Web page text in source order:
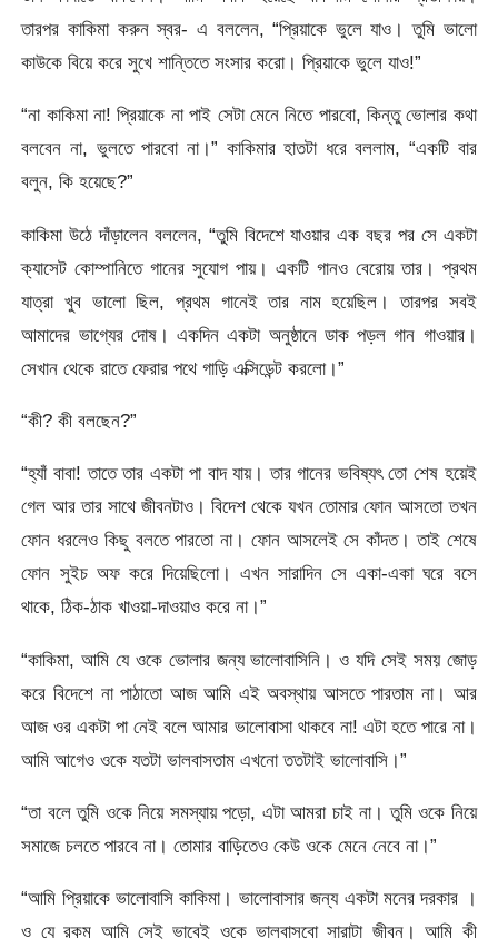
তারপর কাকিমা করুন স্বর- এ বললেন, “প্রিয়াকে ভুলে যাও। তুমি ভালো
কাউকে বিয়ে করে সুখে শান্তিতে সংসার করো। প্রিয়াকে ভুলে যাও!”
“না কাকিমা না! প্রিয়াকে না পাই সেটা মেনে নিতে পারবো, কিন্তু ভোলার কথা
বলবেন না, ভুলতে পারবো না।” কাকিমার হাতটা ধরে বললাম, “একটি বার
বলুন, কি হয়েছে?”
কাকিমা উঠে দাঁড়ালেন বললেন, “তুমি বিদেশে যাওয়ার এক বছর পর সে একটা
ক্যাসেট কোম্পানিতে গানের সুযোগ পায়। একটি গানও বেরোয় তার। প্রথম
যাত্রা খুব ভালো ছিল, প্রথম গানেই তার নাম হয়েছিল। তারপর সবই
আমাদের ভাগ্যের দোষ। একদিন একটা অনুষ্ঠানে ডাক পড়ল গান গাওয়ার।
সেখান থেকে রাতে ফেরার পথে গাড়ি এক্সিডেন্ট করলো।”
“কী? কী বলছেন?”
“হ্যাঁ বাবা! তাতে তার একটা পা বাদ যায়। তার গানের ভবিষ্যৎ তো শেষ হয়েই
গেল আর তার সাথে জীবনটাও। বিদেশ থেকে যখন তোমার ফোন আসতো তখন
ফোন ধরলেও কিছু বলতে পারতো না। ফোন আসলেই সে কাঁদত। তাই শেষে
ফোন সুইচ অফ করে দিয়েছিলো। এখন সারাদিন সে একা-একা ঘরে বসে
থাকে, ঠিক-ঠাক খাওয়া-দাওয়াও করে না।”
“কাকিমা, আমি যে ওকে ভোলার জন্য ভালোবাসিনি। ও যদি সেই সময় জোড়
করে বিদেশে না পাঠাতো আজ আমি এই অবস্থায় আসতে পারতাম না। আর
আজ ওর একটা পা নেই বলে আমার ভালোবাসা থাকবে না! এটা হতে পারে না।
আমি আগেও ওকে যতটা ভালবাসতাম এখনো ততটাই ভালোবাসি।”
“তা বলে তুমি ওকে নিয়ে সমস্যায় পড়ো, এটা আমরা চাই না। তুমি ওকে নিয়ে
সমাজে চলতে পারবে না। তোমার বাড়িতেও কেউ ওকে মেনে নেবে না।”
“আমি প্রিয়াকে ভালোবাসি কাকিমা। ভালোবাসার জন্য একটা মনের দরকার ।
ও যে রকম আমি সেই ভাবেই ওকে ভালবাসবো সারাটা জীবন। আমি কী